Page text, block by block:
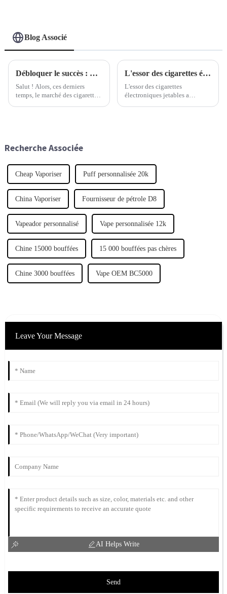
Blog Associé
Débloquer le succès : Guide du débutant pour lancer sa propre marque de cigarettes électroniques en marque blanche
Salut ! Alors, ces derniers
temps, le marché des cigarettes
L'essor des cigarettes électroniques jetables : comprendre leur impact sur la culture du vapotage
L'essor des cigarettes
électroniques jetables a
Recherche Associée
Cheap Vaporiser Puff personnalisée 20k
China Vaporiser Fournisseur de pétrole D8
Vapeador personnalisé Vape personnalisée 12k
Chine 15000 bouffées 15 000 bouffées pas chères
Chine 3000 bouffées Vape OEM BC5000
Leave Your Message
AI Helps Write
Send